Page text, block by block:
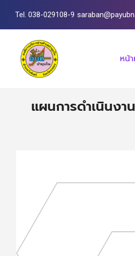
Tel. 038-029108-9
หน้
แผนการดำเนินง